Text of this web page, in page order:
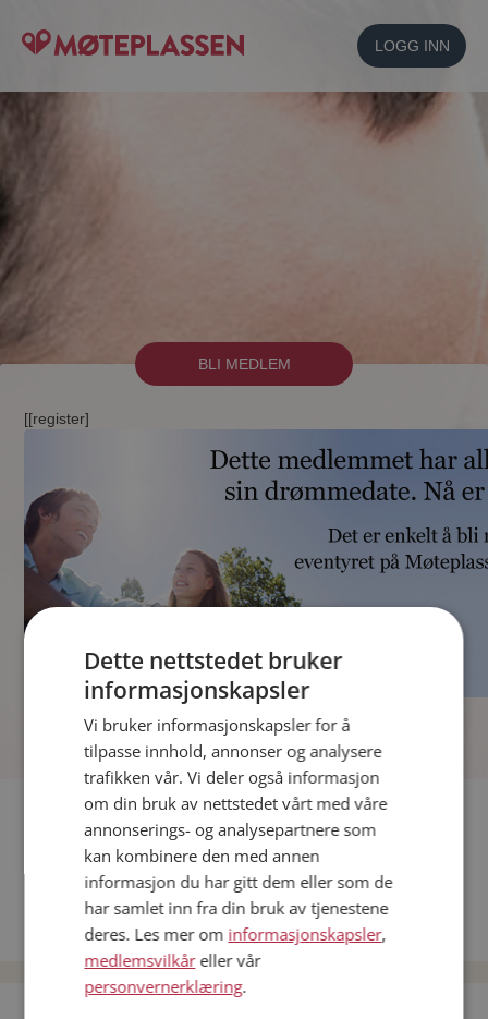
LOGG INN
BLI MEDLEM
[[register]
Fler single
Date menn i Norge
Date kvinner i Norge
Dette nettstedet bruker
informasjonskapsler
Vi bruker informasjonskapsler for å
tilpasse innhold, annonser og analysere
trafikken vår. Vi deler også informasjon
om din bruk av nettstedet vårt med våre
annonserings- og analysepartnere som
kan kombinere den med annen
informasjon du har gitt dem eller som de
har samlet inn fra din bruk av tjenestene
deres. Les mer om informasjonskapsler,
medlemsvilkåreller vår
personvernerklæring.